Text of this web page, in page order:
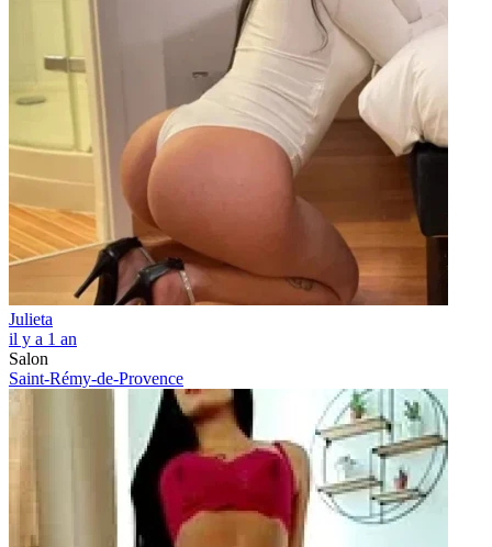
Julieta
il y a 1 an
Salon
Saint-Rémy-de-Provence